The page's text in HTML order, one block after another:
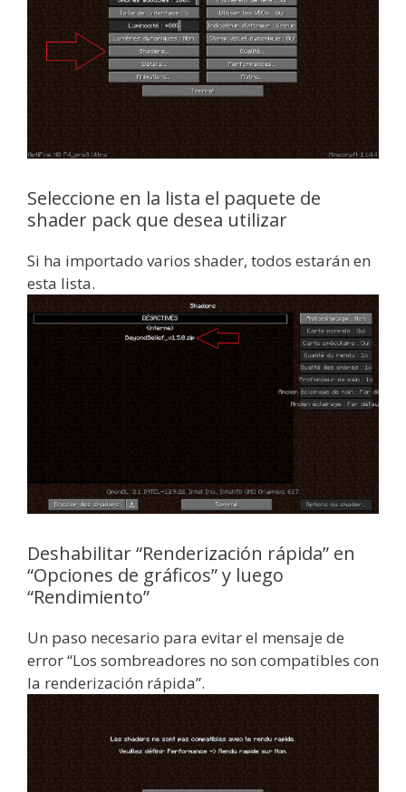
Seleccione en la lista el paquete de
shader pack que desea utilizar
Si ha importado varios shader, todos estarán en
esta lista.
Deshabilitar “Renderización rápida” en
“Opciones de gráficos” y luego
“Rendimiento”
Un paso necesario para evitar el mensaje de
error “Los sombreadores no son compatibles con
la renderización rápida”.